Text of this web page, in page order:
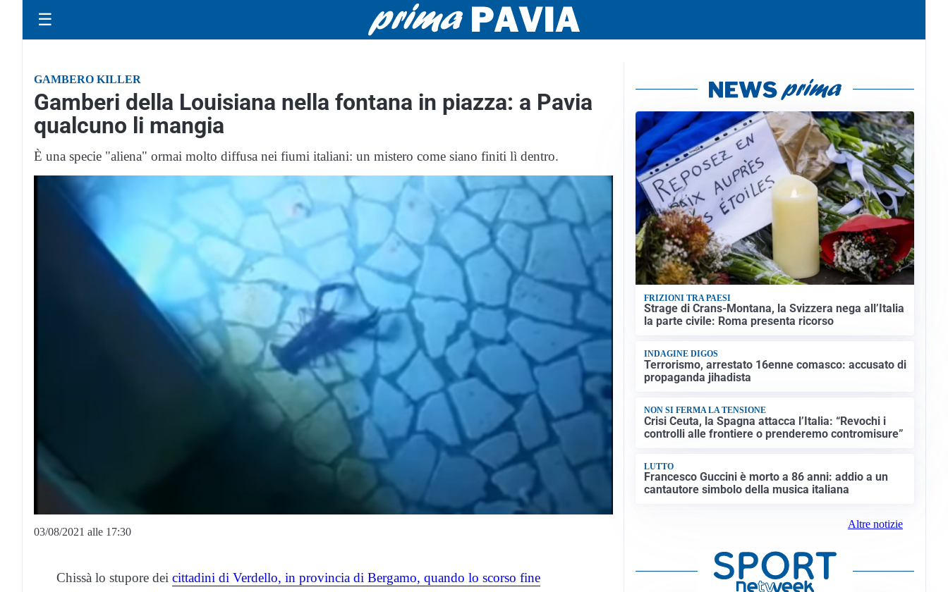
☰
GAMBERO KILLER
Gamberi della Louisiana nella fontana in piazza: a Pavia
qualcuno li mangia
È una specie "aliena" ormai molto diffusa nei fiumi italiani: un mistero come siano finiti lì dentro.
03/08/2021 alle 17:30
Chissà lo stupore dei cittadini di Verdello, in provincia di Bergamo, quando lo scorso fine
FRIZIONI TRA PAESI
Strage di Crans-Montana, la Svizzera nega all’Italia
la parte civile: Roma presenta ricorso
INDAGINE DIGOS
Terrorismo, arrestato 16enne comasco: accusato di
propaganda jihadista
NON SI FERMA LA TENSIONE
Crisi Ceuta, la Spagna attacca l’Italia: “Revochi i
controlli alle frontiere o prenderemo contromisure”
LUTTO
Francesco Guccini è morto a 86 anni: addio a un
cantautore simbolo della musica italiana
Altre notizie